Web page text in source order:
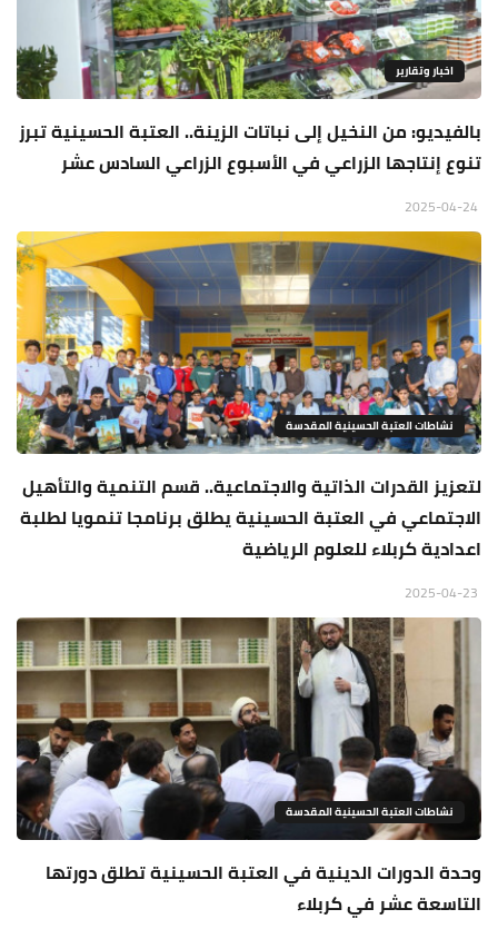
اخبار وتقارير
بالفيديو: من النخيل إلى نباتات الزينة.. العتبة الحسينية تبرز
تنوع إنتاجها الزراعي في الأسبوع الزراعي السادس عشر
نشاطات العتبة الحسينية المقدسة
لتعزيز القدرات الذاتية والاجتماعية.. قسم التنمية والتأهيل
الاجتماعي في العتبة الحسينية يطلق برنامجا تنمويا لطلبة
اعدادية كربلاء للعلوم الرياضية
نشاطات العتبة الحسينية المقدسة
وحدة الدورات الدينية في العتبة الحسينية تطلق دورتها
التاسعة عشر في كربلاء